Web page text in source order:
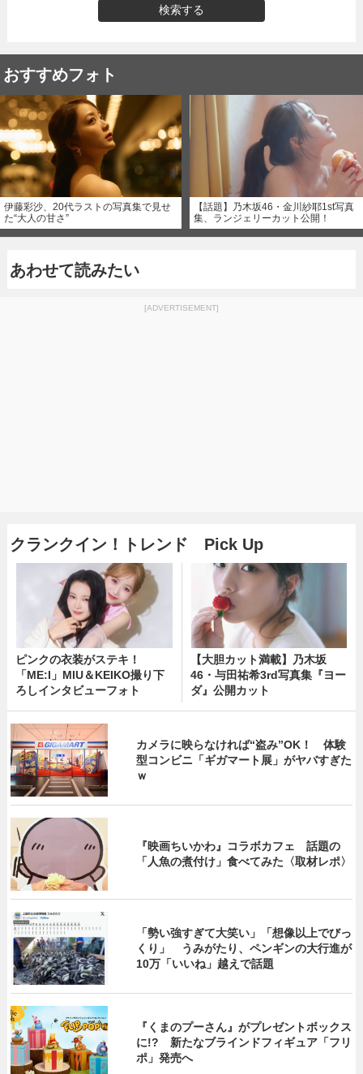
検索する
おすすめフォト
伊藤彩沙、20代ラストの写真集で見せ
た“大人の甘さ”
【話題】乃木坂46・金川紗耶1st写真
集、ランジェリーカット公開！
あわせて読みたい
[ADVERTISEMENT]
クランクイン！トレンド Pick Up
ピンクの衣装がステキ！
「ME:I」MIU＆KEIKO撮り下
ろしインタビューフォト
【大胆カット満載】乃木坂
46・与田祐希3rd写真集『ヨー
ダ』公開カット
カメラに映らなければ“盗み”OK！ 体験
型コンビニ「ギガマート展」がヤバすぎた
ｗ
『映画ちいかわ』コラボカフェ 話題の
「人魚の煮付け」食べてみた〈取材レポ〉
「勢い強すぎて大笑い」「想像以上でびっ
くり」 うみがたり、ペンギンの大行進が
10万「いいね」越えで話題
『くまのプーさん』がプレゼントボックス
に!? 新たなブラインドフィギュア「フリ
ポ」発売へ